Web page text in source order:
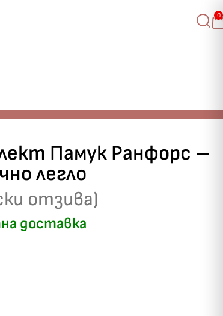
0
Памук Ранфорс –
легло
отзива)
доставка